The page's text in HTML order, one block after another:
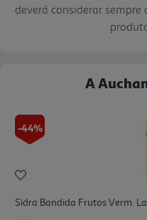
deverá considerar
A
-44%
Sidra Bandida Frutos Verm.